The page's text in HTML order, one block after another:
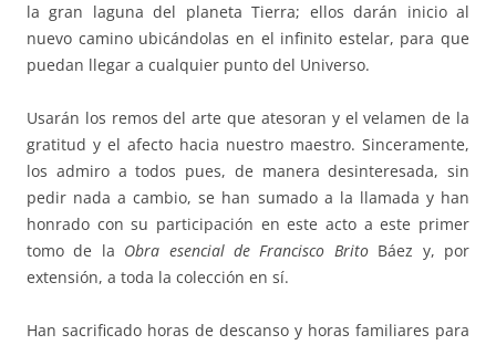
la gran laguna del planeta Tierra; ellos darán inicio al
nuevo camino ubicándolas en el infinito estelar, para que
puedan llegar a cualquier punto del Universo.
Usarán los remos del arte que atesoran y el velamen de la
gratitud y el afecto hacia nuestro maestro. Sinceramente,
los admiro a todos pues, de manera desinteresada, sin
pedir nada a cambio, se han sumado a la llamada y han
honrado con su participación en este acto a este primer
tomo de la Obra esencial de Francisco BritoBáez y, por
extensión, a toda la colección en sí.
Han sacrificado horas de descanso y horas familiares para